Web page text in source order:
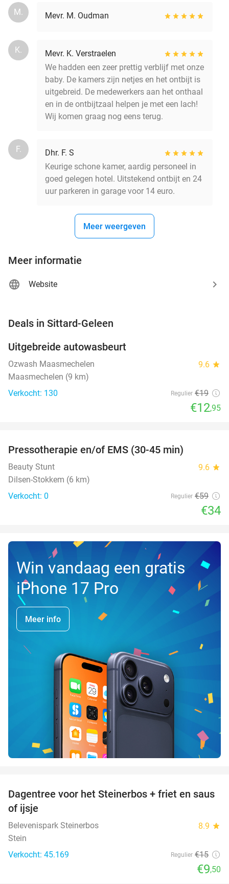
M. Mevr. M. Oudman
K.
Mevr. K. Verstraelen
We hadden een zeer prettig verblijf met onze
baby. De kamers zijn netjes en het ontbijt is
uitgebreid. De medewerkers aan het onthaal
en in de ontbijtzaal helpen je met een lach!
Wij komen graag nog eens terug.
F.
Dhr. F. S
Keurige schone kamer, aardig personeel in
goed gelegen hotel. Uitstekend ontbijt en 24
uur parkeren in garage voor 14 euro.
Meer weergeven
Meer informatie
Website
Deals in Sittard-Geleen
NEW
TODAY
Uitgebreide autowasbeurt
Ozwash Maasmechelen 9.6 star
Maasmechelen (9 km)
Verkocht: 130
Regulier €19
€12,95
TODAY
Pressotherapie en/of EMS (30-45 min)
Beauty Stunt 9.6 star
Dilsen-Stokkem (6 km)
Verkocht: 0
Regulier €59
€34
Win vandaag een gratis
iPhone 17 Pro
Meer info
37%
Dagentree voor het Steinerbos + friet en saus
of ijsje
Belevenispark Steinerbos 8.9 star
Stein
Verkocht: 45.169
Regulier €15
€9,50